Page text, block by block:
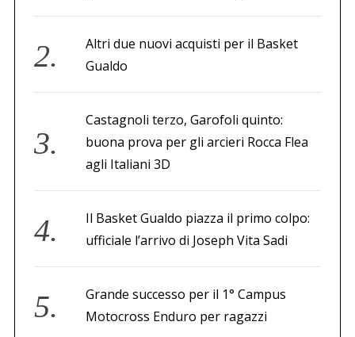
Altri due nuovi acquisti per il Basket
Gualdo
Castagnoli terzo, Garofoli quinto:
buona prova per gli arcieri Rocca Flea
agli Italiani 3D
Il Basket Gualdo piazza il primo colpo:
ufficiale l’arrivo di Joseph Vita Sadi
Grande successo per il 1° Campus
Motocross Enduro per ragazzi